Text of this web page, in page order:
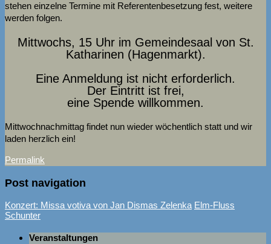
stehen einzelne Termine mit Referentenbesetzung fest, weitere
werden folgen.
Mittwochs, 15 Uhr im Gemeindesaal von St.
Katharinen (Hagenmarkt).
Eine Anmeldung ist nicht erforderlich.
Der Eintritt ist frei,
eine Spende willkommen.
Mittwochnachmittag findet nun wieder wöchentlich statt und wir
laden herzlich ein!
Permalink
Post navigation
Konzert: Missa votiva von Jan Dismas Zelenka Elm-Fluss
Schunter
Veranstaltungen